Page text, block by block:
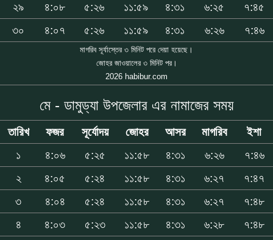
২৯
৪:০৮ ৫:২৬ ১১:৫৯ ৪:৩১ ৬:২৫
৭:৪৫
৩০
৪:০৭ ৫:২৬ ১১:৫৯ ৪:৩১ ৬:২৬ ৭:৪৬
মাগরিব সূর্যাস্তের ৩ মিনিট পরে দেয়া হয়েছে।
জোহর জাওয়ালের ৩ মিনিট পর।
2026 habibur.com
মে - ডামুড্যা উপজেলার এর নামাজের সময়
তারিখ ফজর সূর্যোদয় জোহর আসর মাগরিব
ইশা
১
৪:০৬ ৫:২৫ ১১:৫৮ ৪:৩১ ৬:২৬
৭:৪৬
২
৪:০৫ ৫:২৪ ১১:৫৮ ৪:৩১ ৬:২৭
৭:৪৭
৩
৪:০৪ ৫:২৪ ১১:৫৮ ৪:৩১ ৬:২৭
৭:৪৮
৪
৪:০৩ ৫:২৩ ১১:৫৮ ৪:৩১ ৬:২৮
৭:৪৮